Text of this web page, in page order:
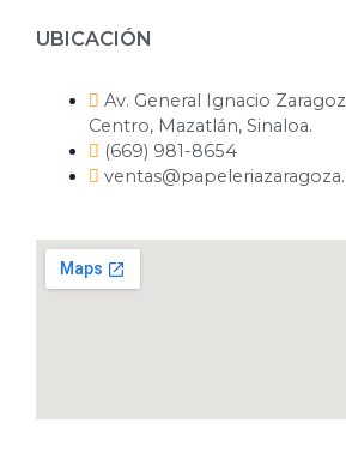
UBICACIÓN
Av. General Ignacio
Centro, Mazatlán, Sinaloa.
(669) 981-8654